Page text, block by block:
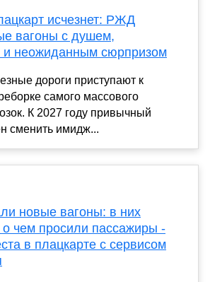
исчезнет: РЖД
вагоны с душем,
и неожиданным сюрпризом
дороги приступают к
самого массового
К 2027 году привычный
сменить имидж...
новые вагоны: в них
о чем просили пассажиры -
в плацкарте с сервисом